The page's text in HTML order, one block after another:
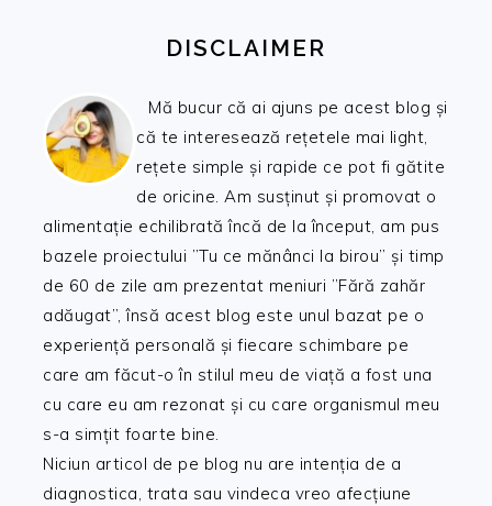
DISCLAIMER
Mă bucur că ai ajuns pe acest blog și
că te interesează rețetele mai light,
rețete simple și rapide ce pot fi gătite
de oricine. Am susținut și promovat o
alimentație echilibrată încă de la început, am pus
bazele proiectului ”Tu ce mănânci la birou” și timp
de 60 de zile am prezentat meniuri ”Fără zahăr
adăugat”, însă acest blog este unul bazat pe o
experiență personală și fiecare schimbare pe
care am făcut-o în stilul meu de viață a fost una
cu care eu am rezonat și cu care organismul meu
s-a simțit foarte bine.
Niciun articol de pe blog nu are intenția de a
diagnostica, trata sau vindeca vreo afecțiune